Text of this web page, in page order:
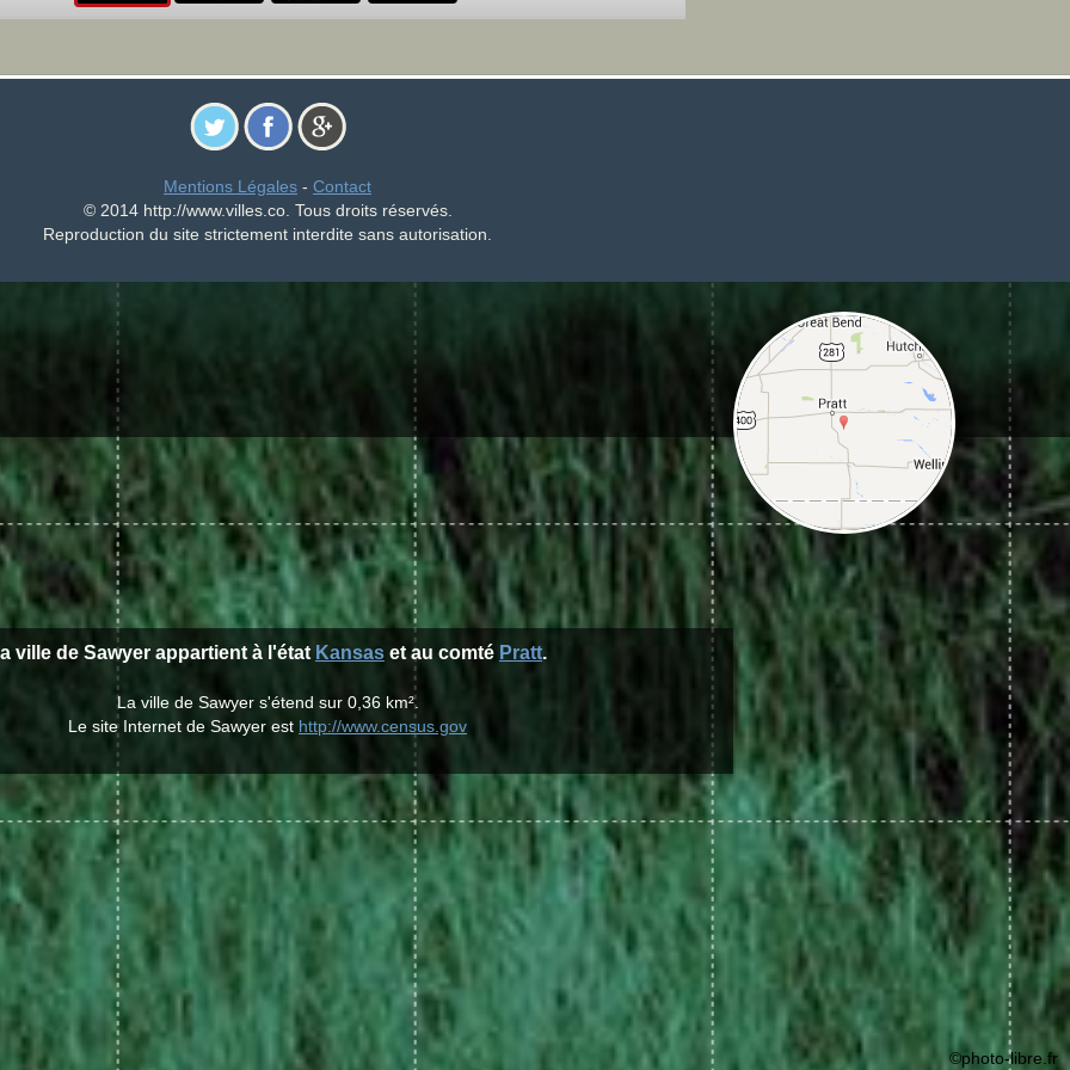
Mentions Légales - Contact
© 2014 http://www.villes.co. Tous droits réservés.
Reproduction du site strictement interdite sans autorisation.
ville de Sawyer appartient à l'état Kansas et au comté Pratt.
La ville de Sawyer s'étend sur 0,36 km².
Le site Internet de Sawyer est http://www.census.gov
©photo-libre.fr